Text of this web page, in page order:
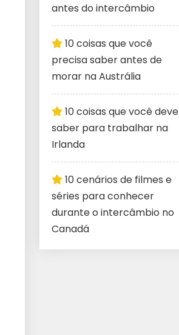
antes do intercâmbio
10 coisas que você
precisa saber antes de
morar na Austrália
10 coisas que você deve
saber para trabalhar na
Irlanda
10 cenários de filmes e
séries para conhecer
durante o intercâmbio no
Canadá